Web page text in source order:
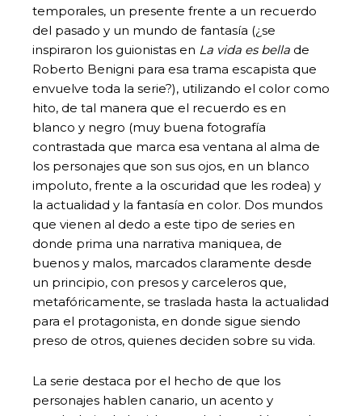
temporales, un presente frente a un recuerdo
del pasado y un mundo de fantasía (¿se
inspiraron los guionistas en La vida es bella de
Roberto Benigni para esa trama escapista que
envuelve toda la serie?), utilizando el color como
hito, de tal manera que el recuerdo es en
blanco y negro (muy buena fotografía
contrastada que marca esa ventana al alma de
los personajes que son sus ojos, en un blanco
impoluto, frente a la oscuridad que les rodea) y
la actualidad y la fantasía en color. Dos mundos
que vienen al dedo a este tipo de series en
donde prima una narrativa maniquea, de
buenos y malos, marcados claramente desde
un principio, con presos y carceleros que,
metafóricamente, se traslada hasta la actualidad
para el protagonista, en donde sigue siendo
preso de otros, quienes deciden sobre su vida.
La serie destaca por el hecho de que los
personajes hablen canario, un acento y